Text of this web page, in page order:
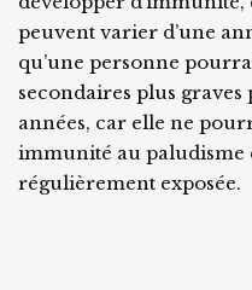
peuvent varier d’une
qu’une personne
secondaires plus
années, car elle ne
immunité au paludisme
régulièrement exposée.